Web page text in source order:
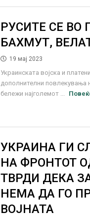
РУСИТЕ СЕ ВО
БАХМУТ,
19 мај 2023
Украинската војска и
дополнителни повлекувања
бележи најголемот ...
УКРАИНА ГИ
НА ФРОНТОТ
ТВРДИ ДЕКА
НЕМА ДА ГО
ВОЈНАТА